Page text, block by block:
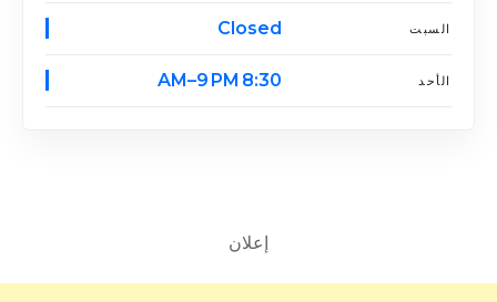
السبت Closed
الأحد 8:30 AM–9 PM
إعلان